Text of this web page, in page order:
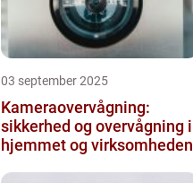
03 september 2025
Kameraovervågning:
sikkerhed og overvågning i
hjemmet og virksomheden